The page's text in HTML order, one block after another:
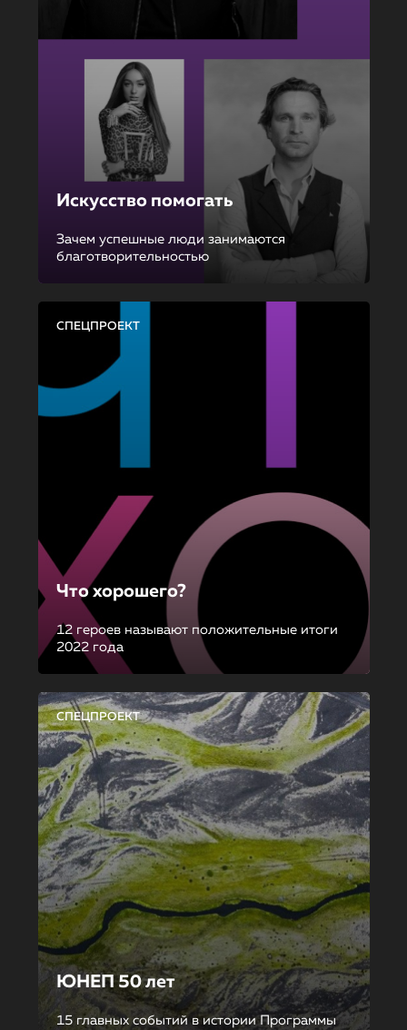
Искусство помогать
Зачем успешные люди занимаются
благотворительностью
СПЕЦПРОЕКТ
Что хорошего?
12 героев называют положительные итоги
2022 года
СПЕЦПРОЕКТ
ЮНЕП 50 лет
15 главных событий в истории Программы